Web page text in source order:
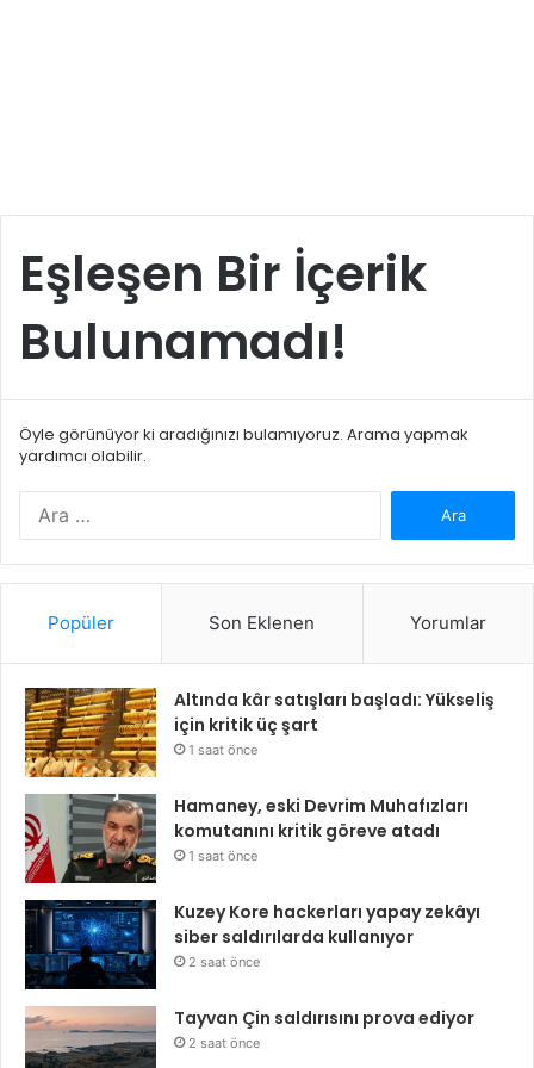
Eşleşen Bir İçerik
Bulunamadı!
Öyle görünüyor ki aradığınızı bulamıyoruz. Arama yapmak
yardımcı olabilir.
Popüler Son Eklenen Yorumlar
Altında kâr satışları başladı: Yükseliş
için kritik üç şart
1 saat önce
Hamaney, eski Devrim Muhafızları
komutanını kritik göreve atadı
1 saat önce
Kuzey Kore hackerları yapay zekâyı
siber saldırılarda kullanıyor
2 saat önce
Tayvan Çin saldırısını prova ediyor
2 saat önce